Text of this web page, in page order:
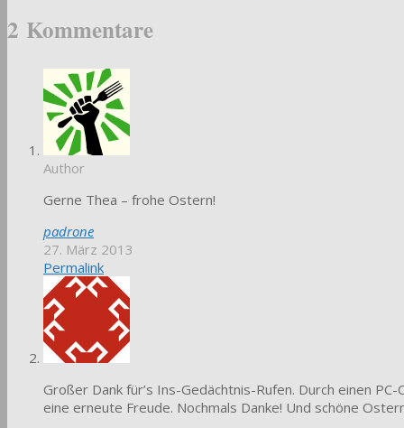
2 Kommentare
Author
Gerne Thea – frohe Ostern!
padrone
27. März 2013
Permalink
Großer Dank für’s Ins-Gedächtnis-Rufen. Durch einen
eine erneute Freude. Nochmals Danke! Und schöne